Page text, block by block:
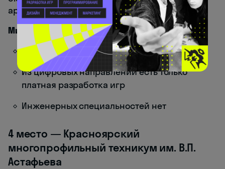
армии.
Минусы
Полноценных IT-программ почти нет
Из цифровых направлений есть только
платная разработка игр
Инженерных специальностей нет
4 место — Красноярский
многопрофильный техникум им. В.П.
Астафьева